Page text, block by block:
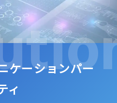
ケーションパー
ィ